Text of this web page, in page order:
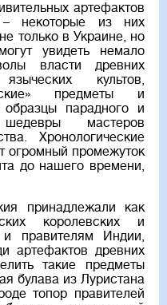
артефактов
некоторые из них
только в Украине, но
увидеть немало
власти древних
культов,
предметы и
парадного и
мастеров
Хронологические
огромный промежуток
до нашего времени,
принадлежали как
королевских и
и правителям Индии,
артефактов древних
такие предметы
булава из Луристана
топор правителей